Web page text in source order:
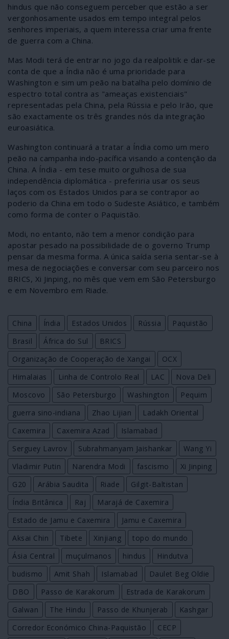
hindus que não conseguem perceber que estão a ser
vergonhosamente usados em tempo integral pelos
senhores imperiais, a quem interessa criar uma frente
de guerra com a China.
Mas Modi terá de entrar no jogo da realpolitik e dar-se
conta de que a Índia não é uma prioridade para
Washington e sim um peão na batalha pelo domínio de
espectro total contra as "ameaças existenciais"
representadas pela China, pela Rússia e pelo Irão, que
são exactamente os três grandes nós da integração
euroasiática.
Washington continuará a tratar a Índia como um mero
peão na campanha indo-pacífica visando a contenção da
China. A Índia - em tese muito orgulhosa de sua
independência diplomática - preferiria usar os seus
laços com os Estados Unidos para se contrapor ao
poderio da China em todo o Sudeste Asiático, e também
como forma de conter o Paquistão.
Modi, no entanto, não tem a menor condição para
apostar pesado na possibilidade de o governo Trump
pensar da mesma forma. A única saída seria sentar-se à
mesa de negociações e conversar com seu parceiro nos
BRICS, Xi Jinping, no mês que vem em São Petersburgo
e em Novembro em Riade.
China Índia Estados Unidos Rússia
Paquistão
Brasil
África do Sul
BRICS
Organização de Cooperação de Xangai
OCX
Himalaias
Linha de Controlo Real LAC
Nova Deli
Moscovo
São Petersburgo Washington
Pequim
guerra sino-indiana
Zhao Lijian
Ladakh Oriental
Caxemira
Caxemira Azad
Islamabad
Serguey Lavrov
Subrahmanyam Jaishankar
Wang Yi
Vladimir Putin
Narendra Modi fascismo
Xi Jinping
G20
Arábia Saudita Riade
Gilgit-Baltistan
Índia Britânica
Raj
Marajá de Caxemira
Estado de Jamu e Caxemira
Jamu e Caxemira
Aksai Chin
Tibete Xinjiang
topo do mundo
Ásia Central
muçulmanos hindus
Hindutva
budismo
Amit Shah Islamabad
Daulet Beg Oldie
DBO
Passo de Karakorum
Estrada de Karakorum
Galwan
The Hindu Passo de Khunjerab
Kashgar
Corredor Económico China-Paquistão
CECP